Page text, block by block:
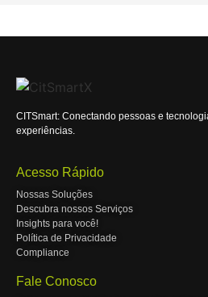
CITSmart: Conectando pessoas e
experiências.
Acesso Rápido
Nossas Soluções
Descubra nossos Serviços
Insights para você!
Política de Privacidade
Compliance
Fale Conosco